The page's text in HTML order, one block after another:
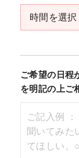
ご希望の日程
を明記の上ご